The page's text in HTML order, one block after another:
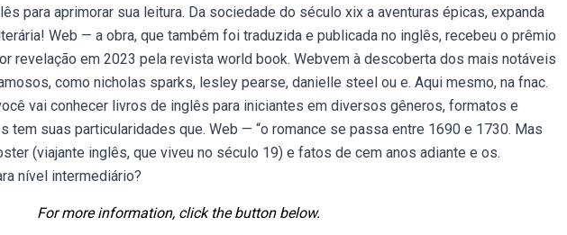
para aprimorar sua leitura. Da sociedade do século xix a aventuras épicas, expanda
Web — a obra, que também foi traduzida e publicada no inglês, recebeu o prêmio
revelação em 2023 pela revista world book. Webvem à descoberta dos mais notáveis
como nicholas sparks, lesley pearse, danielle steel ou e. Aqui mesmo, na fnac.
vai conhecer livros de inglês para iniciantes em diversos gêneros, formatos e
tem suas particularidades que. Web — “o romance se passa entre 1690 e 1730. Mas
(viajante inglês, que viveu no século 19) e fatos de cem anos adiante e os.
nível intermediário?
For more information, click the button below.